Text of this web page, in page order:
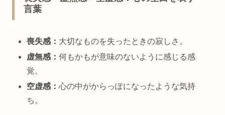
言葉
喪失感： 大切なものを失ったときの寂しさ。
虚無感：何もかもが意味のないように感じる感
覚。
空虚感：心の中がからっぽになったような気持
ち。